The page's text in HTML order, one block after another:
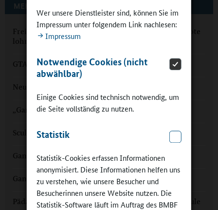
Wer unsere Dienstleister sind, können Sie im
Impressum unter folgendem Link nachlesen:
Impressum
Notwendige Cookies (nicht
abwählbar)
Einige Cookies sind technisch notwendig, um
die Seite vollständig zu nutzen.
Statistik
Statistik-Cookies erfassen Informationen
anonymisiert. Diese Informationen helfen uns
zu verstehen, wie unsere Besucher und
Besucherinnen unsere Website nutzen. Die
Statistik-Software läuft im Auftrag des BMBF
MEHR ZUM THEMA AUF GANZTAGSSCHULEN.ORG
Freistaat Sachsen: „Investitionen in Ganztagsangebote
lohnen“
GTA in Sachsen – wie lässt sich Qualität messen?
Neues Portal „Ganztag entwickeln“ für Sachsen
„Ganztag stärkt die Schüler-Lehrer-Beziehung“
Scultetus-Oberschule: Ganztag als Aushängeschild
Ganztag nicht an den Kindern vorbei steuern
Ganztag mit „Förderung nach oben“
Pädagogisches Personal in der Offenen Ganztagsschule